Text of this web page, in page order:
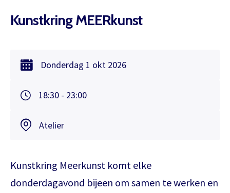
Kunstkring MEERkunst
Donderdag 1 okt 2026
18:30 - 23:00
Atelier
Kunstkring Meerkunst komt elke
donderdagavond bijeen om samen te werken en